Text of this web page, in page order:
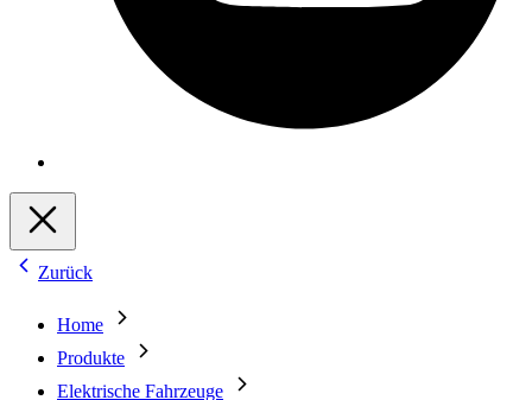
Zurück
Home
Produkte
Elektrische Fahrzeuge